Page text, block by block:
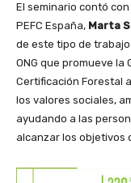
El seminario contó
PEFC España, Marta
de este tipo de trabajo
ONG que promueve
Certificación Forestal
los valores sociales,
ayudando a las
alcanzar los objetivos